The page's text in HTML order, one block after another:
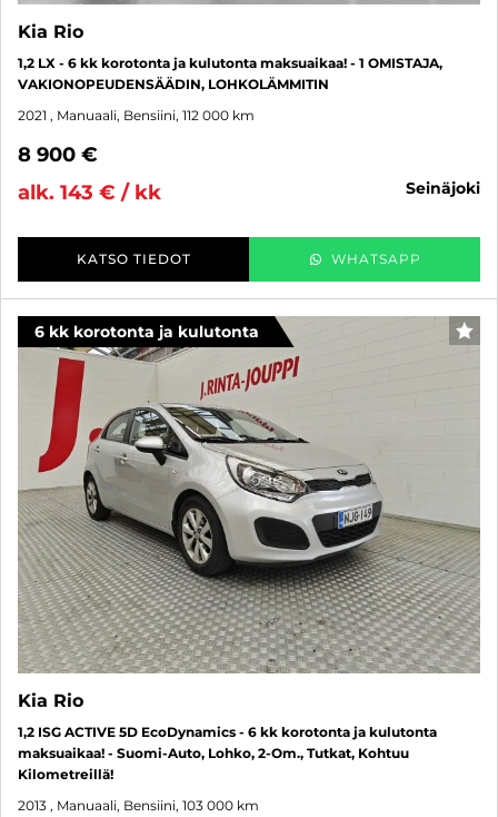
Kia Rio
1,2 LX - 6 kk korotonta ja kulutonta maksuaikaa! - 1 OMISTAJA,
VAKIONOPEUDENSÄÄDIN, LOHKOLÄMMITIN
2021 , Manuaali, Bensiini, 112 000 km
8 900 €
alk. 143 € / kk
seinäjoki
KATSO TIEDOT WHATSAPP
6 kk korotonta ja kulutonta
Kia Rio
1,2 ISG ACTIVE 5D EcoDynamics - 6 kk korotonta ja kulutonta
maksuaikaa! - Suomi-Auto, Lohko, 2-Om., Tutkat, Kohtuu
Kilometreillä!
2013 , Manuaali, Bensiini, 103 000 km